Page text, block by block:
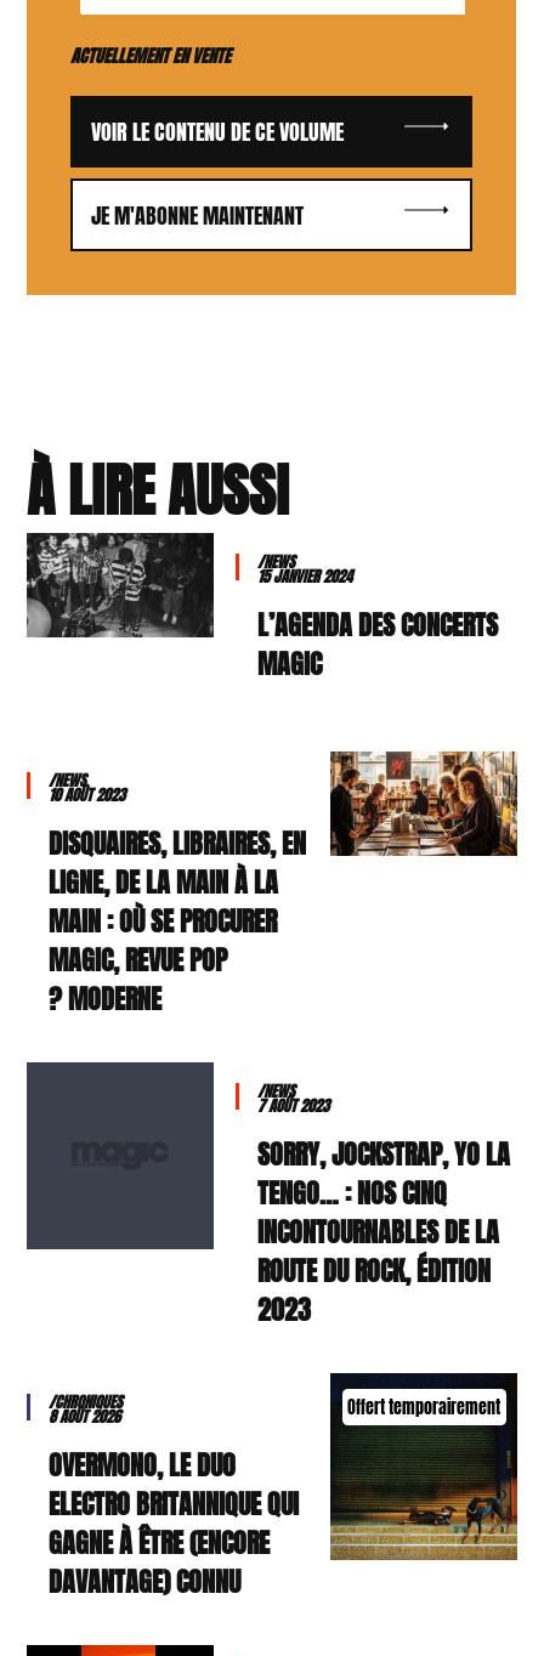
ACTUELLEMENT EN VENTE
VOIR LE CONTENU DE CE VOLUME
JE M'ABONNE MAINTENANT
À LIRE AUSSI
/NEWS
15 JANVIER 2024
L’AGENDA DES CONCERTS
MAGIC
/NEWS
10 AOÛT 2023
DISQUAIRES, LIBRAIRES, EN
LIGNE, DE LA MAIN À LA
MAIN : OÙ SE PROCURER
MAGIC, REVUE POP
MODERNE ?
/NEWS
7 AOÛT 2023
SORRY, JOCKSTRAP, YO LA
TENGO… : NOS CINQ
INCONTOURNABLES DE LA
ROUTE DU ROCK, ÉDITION
2023
Offert temporairement
/CHRONIQUES
8 AOÛT 2026
OVERMONO, LE DUO
ELECTRO BRITANNIQUE QUI
GAGNE À ÊTRE (ENCORE
DAVANTAGE) CONNU